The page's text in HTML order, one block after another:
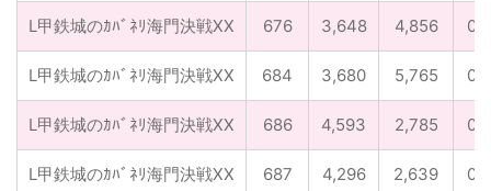
L甲鉄城のｶﾊﾞﾈﾘ海門決戦XX 676 3,648 4,856 0
L甲鉄城のｶﾊﾞﾈﾘ海門決戦XX 684 3,680 5,765 0
L甲鉄城のｶﾊﾞﾈﾘ海門決戦XX 686 4,593 2,785 0
L甲鉄城のｶﾊﾞﾈﾘ海門決戦XX 687 4,296 2,639 0